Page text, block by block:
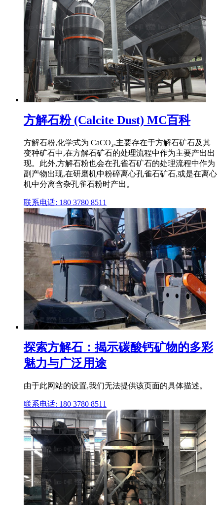
方解石粉 (Calcite Dust) MC百科
方解石粉,化学式为 CaCO₃,主要存在于方解石矿石及其
变种矿石中,在方解石矿石的处理流程中作为主要产出出
现。此外,方解石粉也会在孔雀石矿石的处理流程中作为
副产物出现,在研磨机中粉碎离心孔雀石矿石,或是在离心
机中分离含杂孔雀石粉时产出。
联系电话: 180 3780 8511
探索方解石：揭示碳酸钙矿物的多彩
魅力与广泛用途
由于此网站的设置,我们无法提供该页面的具体描述。
联系电话: 180 3780 8511